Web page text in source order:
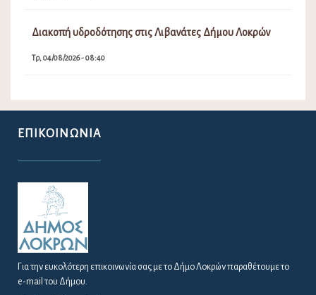
Διακοπή υδροδότησης στις Λιβανάτες Δήμου Λοκρών
Τρ, 04/08/2026 - 08:40
ΕΠΙΚΟΙΝΩΝΊΑ
Για την ευκολότερη επικοινωνία σας με το Δήμο Λοκρών παραθέτουμε το
e-mail του Δήμου.